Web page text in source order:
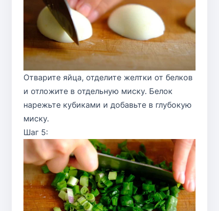
Отварите яйца, отделите желтки от белков
и отложите в отдельную миску. Белок
нарежьте кубиками и добавьте в глубокую
миску.
Шаг 5: